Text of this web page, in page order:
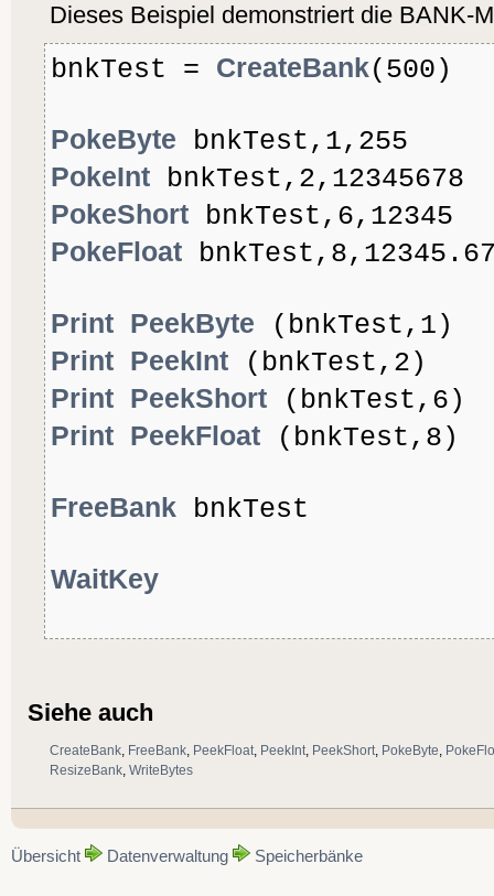
Dieses Beispiel demonstriert die BANK-
bnkTest = CreateBank(500)
PokeByte bnkTest,1,255
PokeInt bnkTest,2,12345678
PokeShort bnkTest,6,12345
PokeFloat
Print PeekByte (bnkTest,1)
Print PeekInt (bnkTest,2)
Print PeekShort (bnkTest,6)
Print PeekFloat (bnkTest,8)
FreeBank bnkTest
WaitKey
Siehe auch
CreateBank FreeBank PeekFloat PeekInt PeekShort PokeByte
ResizeBank WriteBytes
Übersicht Datenverwaltung Speicherbänke